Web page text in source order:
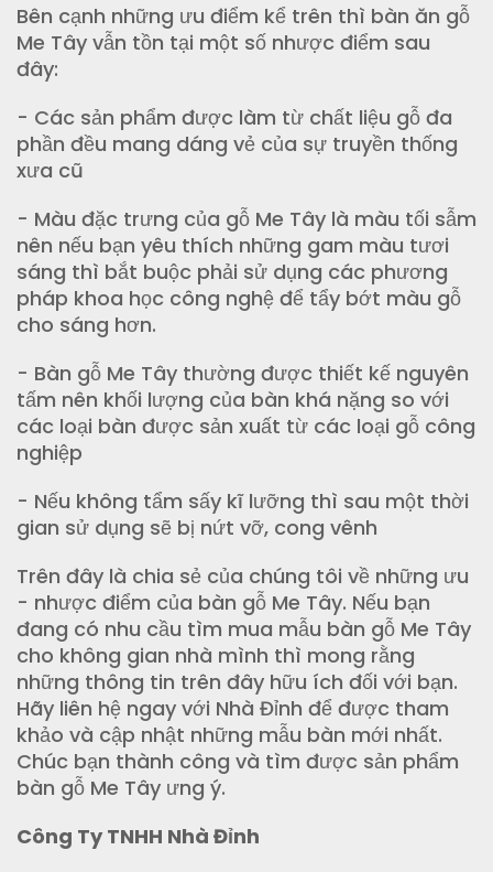
Bên cạnh những ưu điểm kể trên thì bàn ăn gỗ
Me Tây vẫn tồn tại một số nhược điểm sau
đây:
- Các sản phẩm được làm từ chất liệu gỗ đa
phần đều mang dáng vẻ của sự truyền thống
xưa cũ
- Màu đặc trưng của gỗ Me Tây là màu tối sẫm
nên nếu bạn yêu thích những gam màu tươi
sáng thì bắt buộc phải sử dụng các phương
pháp khoa học công nghệ để tẩy bớt màu gỗ
cho sáng hơn.
- Bàn gỗ Me Tây thường được thiết kế nguyên
tấm nên khối lượng của bàn khá nặng so với
các loại bàn được sản xuất từ các loại gỗ công
nghiệp
- Nếu không tẩm sấy kĩ lưỡng thì sau một thời
gian sử dụng sẽ bị nứt vỡ, cong vênh
Trên đây là chia sẻ của chúng tôi về những ưu
- nhược điểm của bàn gỗ Me Tây. Nếu bạn
đang có nhu cầu tìm mua mẫu bàn gỗ Me Tây
cho không gian nhà mình thì mong rằng
những thông tin trên đây hữu ích đối với bạn.
Hãy liên hệ ngay với Nhà Đỉnh để được tham
khảo và cập nhật những mẫu bàn mới nhất.
Chúc bạn thành công và tìm được sản phẩm
bàn gỗ Me Tây ưng ý.
Công Ty TNHH Nhà Đỉnh